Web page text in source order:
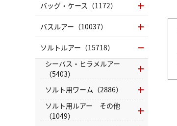
バッグ・ケース（1172）
バスルアー（10037）
ソルトルアー（15718）
シーバス・ヒラメルアー
（5403）
ソルト用ワーム（2886）
ソルト用ルアー その他
（1049）